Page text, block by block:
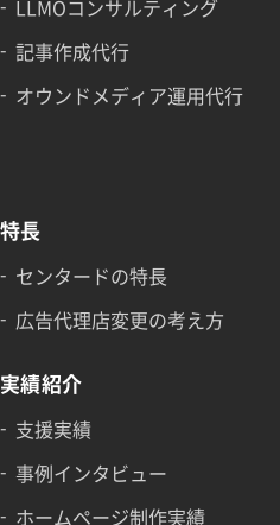
LLMOコンサルティング
記事作成代行
オウンドメディア運用代行
特長
センタードの特長
広告代理店変更の考え方
実績紹介
支援実績
事例インタビュー
ホームページ制作実績